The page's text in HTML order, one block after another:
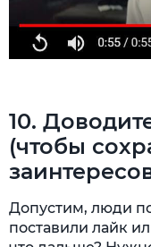
10.
(чтобы
Допустим, люди
поставили лайк